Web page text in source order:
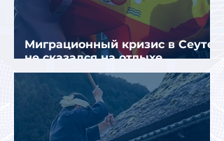
Миграционный кризис в Сеуте
не сказался на отдыхе
российских туристов в Испании